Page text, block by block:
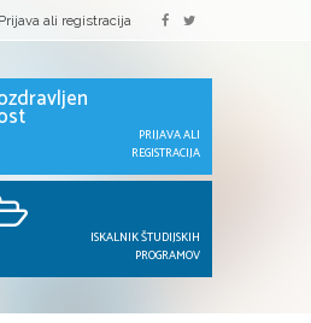
Prijava ali registracija
PRIJAVA ALI
REGISTRACIJA
ISKALNIK ŠTUDIJSKIH
PROGRAMOV